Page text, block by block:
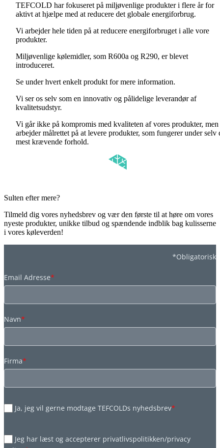
TEFCOLD har fokuseret på miljøvenlige produkter i flere år for
aktivt at hjælpe med at reducere det globale energiforbrug.
Vi arbejder hele tiden på at reducere energiforbruget i alle vore
produkter.
Miljøvenlige kølemidler, som R600a og R290, er blevet
introduceret.
Se under hvert enkelt produkt for mere information.
Vi ser os selv som en innovativ og pålidelige leverandør af
kvalitetsudstyr.
Vi går ikke på kompromis med kvaliteten af vores produkter, men
arbejder målrettet på at levere produkter, som fungerer under selv
mest krævende forhold.
Sulten efter mere?
Tilmeld dig vores nyhedsbrev og vær den første til at høre om vores
nyeste produkter, unikke tilbud og spændende indblik bag kulisserne
i vores køleverden!
*Obligatorisk
Email Adresse*
Navn*
Firma*
Ja, jeg vil gerne modtage TEFCOLDs nyhedsbrev*
Jeg har læst og accepterer privatlivspolitikken/privacy